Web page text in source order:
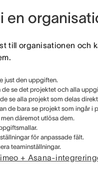
en
till organisationen och
just den uppgiften.
se det projektet och alla
se alla projekt som delas
de bara se projekt som ingår i
däremot utlösa dem.
för anpassade fält.
teaminställningar.
+ Asana-